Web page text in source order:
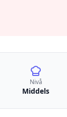
Nivå
Middels